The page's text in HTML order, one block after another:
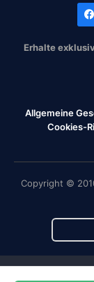
Erhalte
Allgemeine
Cookies-
Copyright ©